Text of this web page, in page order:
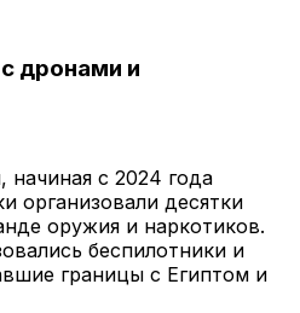
дронами и
с 2024 года
организовали десятки
оружия и наркотиков.
беспилотники и
границы с Египтом и